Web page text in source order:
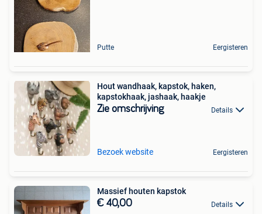
Putte Eergisteren
Hout wandhaak, kapstok, haken,
kapstokhaak, jashaak, haakje
Zie omschrijving Details
Bezoek website Eergisteren
Massief houten kapstok
€ 40,00 Details